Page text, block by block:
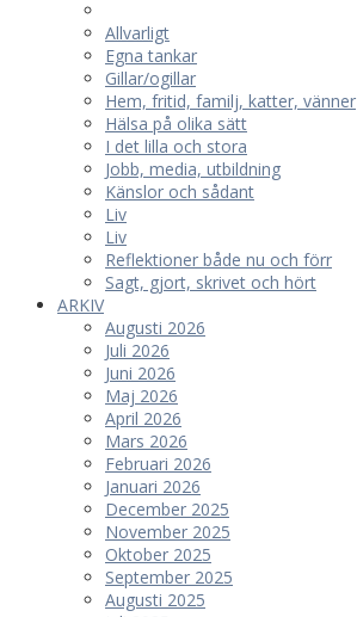
Allvarligt
Egna tankar
Gillar/ogillar
Hem, fritid, familj, katter, vänner
Hälsa på olika sätt
I det lilla och stora
Jobb, media, utbildning
Känslor och sådant
Liv
Liv
Reflektioner både nu och förr
Sagt, gjort, skrivet och hört
ARKIV
Augusti 2026
Juli 2026
Juni 2026
Maj 2026
April 2026
Mars 2026
Februari 2026
Januari 2026
December 2025
November 2025
Oktober 2025
September 2025
Augusti 2025